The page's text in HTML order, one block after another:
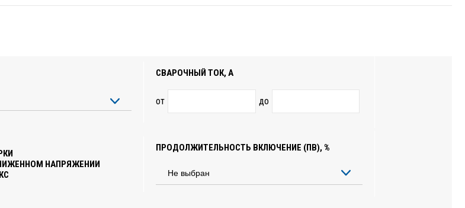
СВАРОЧНЫЙ ТОК, А
от до
НАПРЯЖЕНИИ
ПРОДОЛЖИТЕЛЬНОСТЬ ВКЛЮЧЕНИЕ (ПВ), %